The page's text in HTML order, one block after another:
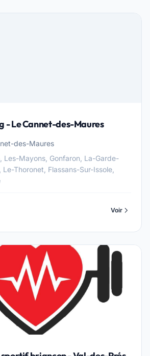
- Le Cannet-des-Maures
des-Maures
Les-Mayons, Gonfaron, La-Garde-
Thoronet, Flassans-Sur-Issole,
Voir